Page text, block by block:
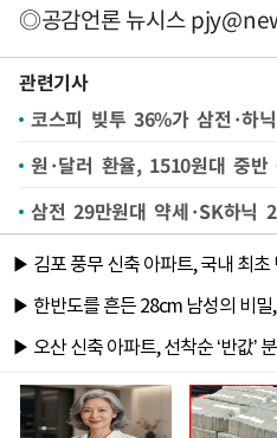
◎공감언론 뉴시스
관련기사
코스피 빚투 36%가 삼전·하
원·달러 환율, 1510원대 중반